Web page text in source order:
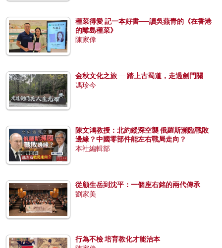
種菜得愛 記一本好書──讀吳燕青的《在香港
的離島種菜》
陳家偉
金秋文化之旅──踏上古蜀道，走過劍門關
馮珍今
陳文鴻教授：北約縱深空襲 俄羅斯瀕臨戰敗
邊緣？中國零部件能左右戰局走向？
本社編輯部
從顧生岳到沈平：一個座右銘的兩代傳承
劉家美
行為不檢 培育教化才能治本